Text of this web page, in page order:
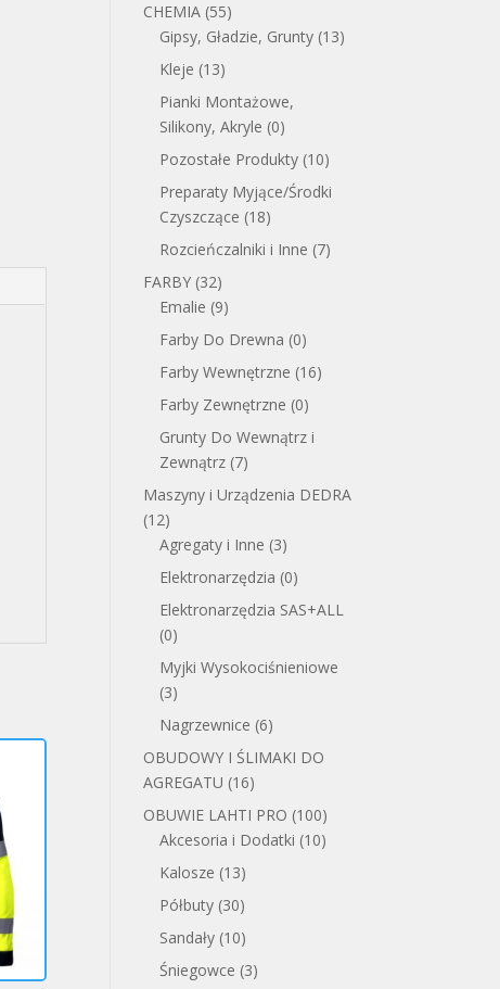
CHEMIA (55)
Gipsy, Gładzie, Grunty (13)
Kleje (13)
Pianki Montażowe,
Silikony, Akryle (0)
Pozostałe Produkty (10)
Preparaty Myjące/Środki
Czyszczące (18)
Rozcieńczalniki i Inne (7)
FARBY (32)
Emalie (9)
Farby Do Drewna (0)
Farby Wewnętrzne (16)
Farby Zewnętrzne (0)
Grunty Do Wewnątrz i
Zewnątrz (7)
Maszyny i Urządzenia DEDRA
(12)
Agregaty i Inne (3)
Elektronarzędzia (0)
Elektronarzędzia SAS+ALL
(0)
Myjki Wysokociśnieniowe
(3)
Nagrzewnice (6)
OBUDOWY I ŚLIMAKI DO
AGREGATU (16)
OBUWIE LAHTI PRO (100)
Akcesoria i Dodatki (10)
Kalosze (13)
Półbuty (30)
Sandały (10)
Śniegowce (3)